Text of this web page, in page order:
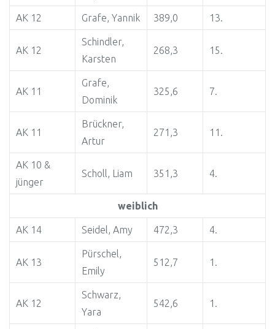
AK 12 Grafe, Yannik 389,0 13.
AK 12
Schindler,
Karsten
268,3 15.
AK 11
Grafe,
Dominik
325,6 7.
AK 11
Brückner,
Artur
271,3 11.
AK 10 &
jünger
Scholl, Liam 351,3 4.
weiblich
AK 14 Seidel, Amy 472,3 4.
AK 13
Pürschel,
Emily
512,7 1.
AK 12
Schwarz,
Yara
542,6 1.